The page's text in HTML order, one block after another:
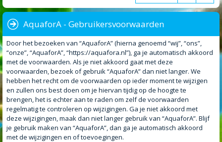
AquaforA - Gebruikersvoorwaarden
Door het bezoeken van “AquaforA” (hierna genoemd “wij”, “ons”,
“onze”, “AquaforA”, “https://aquafora.nl”), ga je automatisch akkoord
met de voorwaarden. Als je niet akkoord gaat met deze
voorwaarden, bezoek of gebruik “AquaforA” dan niet langer. We
hebben het recht om de voorwaarden op ieder moment te wijzigen
en zullen ons best doen om je hiervan tijdig op de hoogte te
brengen, het is echter aan te raden om zelf de voorwaarden
regelmatig te controleren op wijzigingen. Ga je niet akkoord met
deze wijzigingen, maak dan niet langer gebruik van “AquaforA”. Blijf
je gebruik maken van “AquaforA”, dan ga je automatisch akkoord
met de wijzigingen en of toevoegingen.